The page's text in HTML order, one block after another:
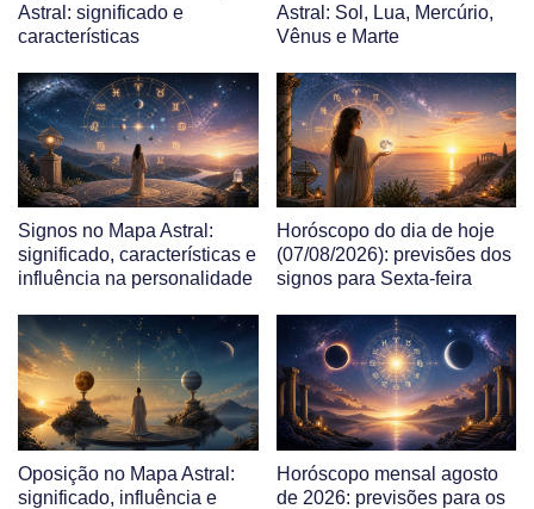
Astral: significado e
características
Astral: Sol, Lua, Mercúrio,
Vênus e Marte
Signos no Mapa Astral:
significado, características e
influência na personalidade
Horóscopo do dia de hoje
(07/08/2026): previsões dos
signos para Sexta-feira
Oposição no Mapa Astral:
significado, influência e
Horóscopo mensal agosto
de 2026: previsões para os